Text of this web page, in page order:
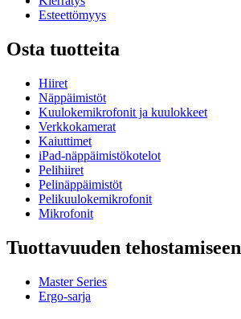
Esteettömyys
Osta tuotteita
Hiiret
Näppäimistöt
Kuulokemikrofonit ja kuulokkeet
Verkkokamerat
Kaiuttimet
iPad-näppäimistökotelot
Pelihiiret
Pelinäppäimistöt
Pelikuulokemikrofonit
Mikrofonit
Tuottavuuden tehostamiseen
Master Series
Ergo-sarja